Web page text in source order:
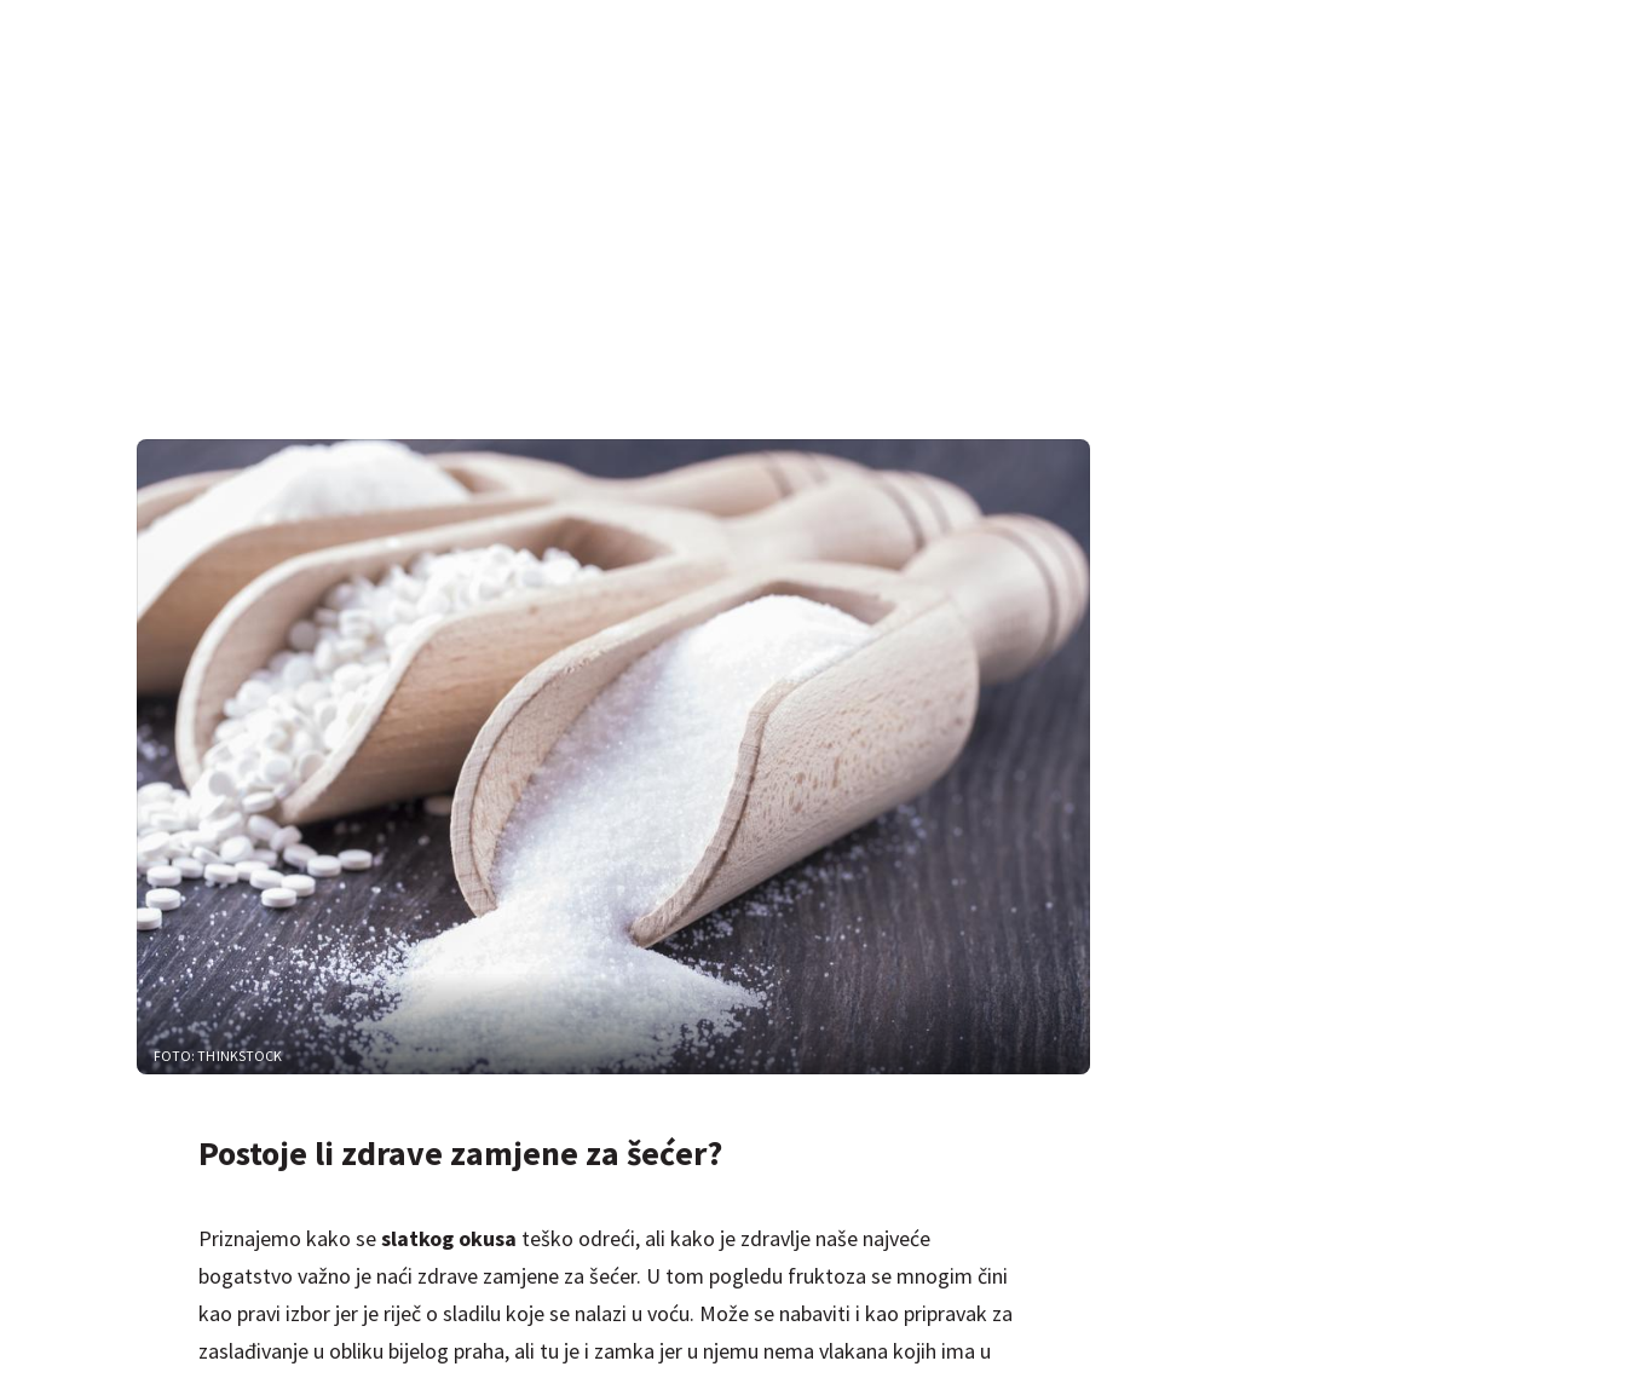
FOTO: THINKSTOCK
Postoje li zdrave zamjene za šećer?
Priznajemo kako seslatkog okusa teško odreći, ali kako je zdravlje naše najveće
bogatstvo važno je naći zdrave zamjene za šećer. U tom pogledu fruktoza se mnogim čini
kao pravi izbor jer je riječ o sladilu koje se nalazi u voću. Može se nabaviti i kao pripravak za
zaslađivanje u obliku bijelog praha, ali tu je i zamka jer u njemu nema vlakana kojih ima u